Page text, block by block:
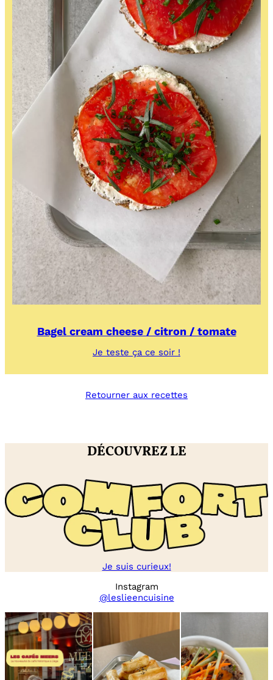
Bagel cream cheese / citron / tomate
Je teste ça ce soir !
cream
/
Retourner aux recettes
DÉCOUVREZ LE
Je suis curieux!
Instagram
@leslieencuisine